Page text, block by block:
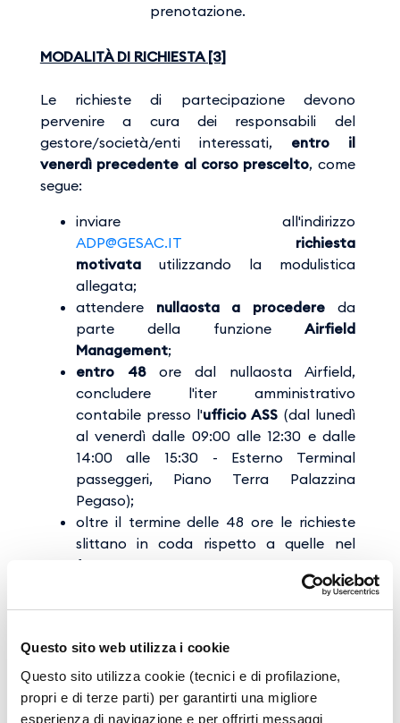
Questo sito web utilizza i cookie
Questo sito utilizza cookie (tecnici e di profilazione,
propri e di terze parti) per garantirti una migliore
esperienza di navigazione e per offrirti messaggi
prenotazione.
MODALITÀ DI RICHIESTA [3]
Le richieste di partecipazione devono
pervenire a cura dei responsabili del
gestore/società/enti interessati, entro il
venerdì precedente al corso prescelto, come
segue:
inviare all'indirizzo
ADP@GESAC.IT
richiesta
motivata utilizzando la modulistica
allegata;
attendere nullaosta a procedere da
parte della funzione Airfield
Management;
entro 48ore dal nullaosta Airfield,
concludere l'iter amministrativo
contabile presso l'ufficio ASS (dal lunedì
al venerdì dalle 09:00 alle 12:30 e dalle
14:00 alle 15:30 - Esterno Terminal
passeggeri, Piano Terra Palazzina
Pegaso);
oltre il termine delle 48 ore le richieste
slittano in coda rispetto a quelle nel
frattempo pervenute e correttamente
Scarico il modulo informativa privacy
PREREQUISITI